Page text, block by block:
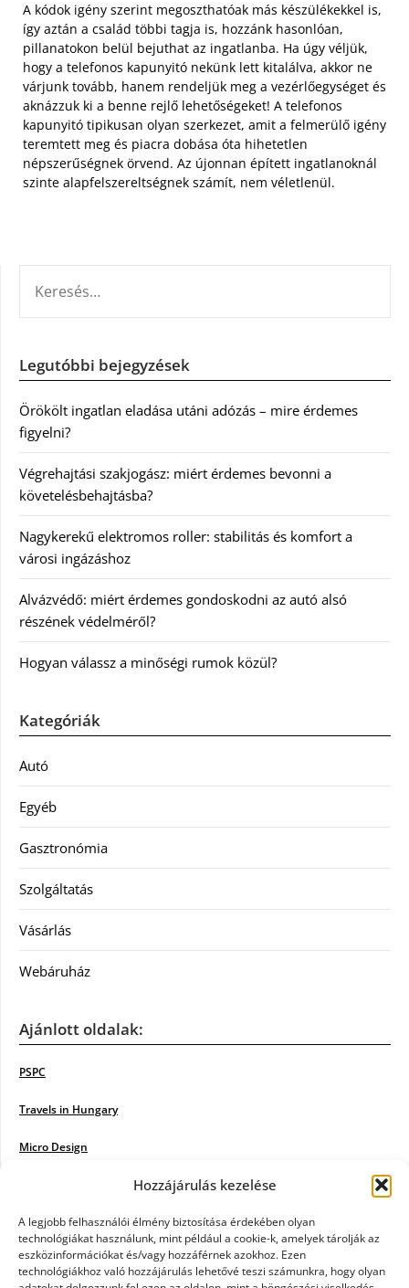
Hozzájárulás kezelése
A legjobb felhasználói élmény biztosítása érdekében olyan
technológiákat használunk, mint például a cookie-k, amelyek tárolják az
eszközinformációkat és/vagy hozzáférnek azokhoz. Ezen
technológiákhoz való hozzájárulás lehetővé teszi számunkra, hogy olyan
A kódok igény szerint megoszthatóak más készülékekkel is,
így aztán a család többi tagja is, hozzánk hasonlóan,
pillanatokon belül bejuthat az ingatlanba. Ha úgy véljük,
hogy a telefonos kapunyitó nekünk lett kitalálva, akkor ne
várjunk tovább, hanem rendeljük meg a vezérlőegységet és
aknázzuk ki a benne rejlő lehetőségeket! A telefonos
kapunyitó tipikusan olyan szerkezet, amit a felmerülő igény
teremtett meg és piacra dobása óta hihetetlen
népszerűségnek örvend. Az újonnan épített ingatlanoknál
szinte alapfelszereltségnek számít, nem véletlenül.
Legutóbbi bejegyzések
Örökölt ingatlan eladása utáni adózás – mire érdemes
figyelni?
Végrehajtási szakjogász: miért érdemes bevonni a
követelésbehajtásba?
Nagykerekű elektromos roller: stabilitás és komfort a
városi ingázáshoz
Alvázvédő: miért érdemes gondoskodni az autó alsó
részének védelméről?
Hogyan válassz a minőségi rumok közül?
Kategóriák
Autó
Egyéb
Gasztronómia
Szolgáltatás
Vásárlás
Webáruház
Ajánlott oldalak:
PSPC
Travels in Hungary
Micro Design
Poiwiki
Öntözőrendszer